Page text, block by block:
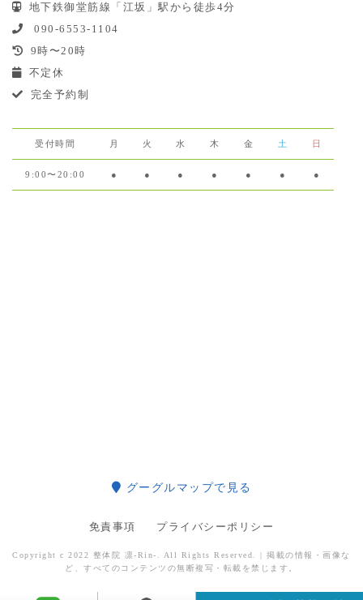
地下鉄御堂筋線「江坂」駅から徒歩4分
090-6553-1104
9時〜20時
不定休
完全予約制
受付時間 月 火 水 木 金 土 日
9:00〜20:00 ● ● ● ● ● ● ●
グーグルマップで見る
免責事項 プライバシーポリシー
Copyright c 2022 整体院 凛-Rin-. All Rights Reserved. | 掲載の情報・画像な
ど、すべてのコンテンツの無断複写・転載を禁じます。